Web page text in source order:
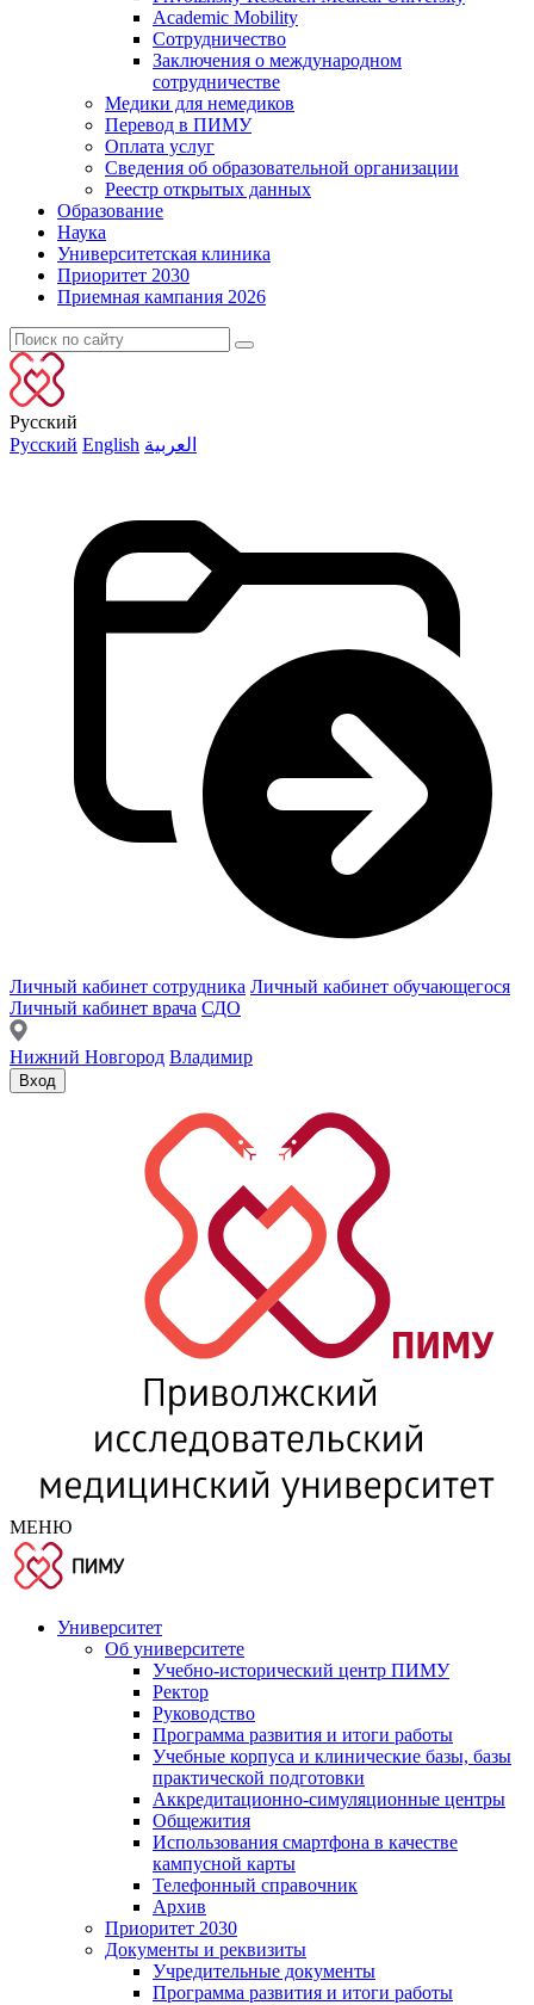
Academic Mobility
Сотрудничество
Заключения о международном
сотрудничестве
Медики для немедиков
Перевод в ПИМУ
Оплата услуг
Сведения об образовательной организации
Реестр открытых данных
Образование
Наука
Университетская клиника
Приоритет 2030
Приемная кампания 2026
Русский
Русский English العربية
Личный кабинет сотрудника Личный кабинет обучающегося
Личный кабинет врача СДО
Нижний Новгород Владимир
Вход
МЕНЮ
Университет
Об университете
Учебно-исторический центр ПИМУ
Ректор
Руководство
Программа развития и итоги работы
Учебные корпуса и клинические базы, базы
практической подготовки
Аккредитационно-симуляционные центры
Общежития
Использования смартфона в качестве
кампусной карты
Телефонный справочник
Архив
Приоритет 2030
Документы и реквизиты
Учредительные документы
Программа развития и итоги работы